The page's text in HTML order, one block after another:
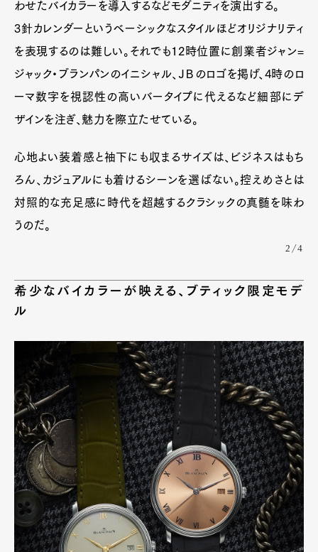
わせたバイカラーを導入するなどモダニティを演出する。
3針カレンダーというベーシックなスタイルほどオリジナリティ
を表現するのは難しい。それでも12時位置に創業者ジャン=
ジャック・ブランパンのイニシャル、ＪＢのロゴを掲げ、4時のロ
ーマ数字を視認性の高いバータイプに代えるなど細部にデ
ザインを注ぎ、魅力を際立たせている。
心地よい装着感と袖下にも収まるサイズは、ビジネスはもち
ろん、カジュアルにも着けるシーンを選ばない。控えめさとは
対照的な充足感に時代を超越するクラシックの真髄を味わ
うのだ。
2/4
希少なバイカラーが映える、ブティック限定モデ
ル